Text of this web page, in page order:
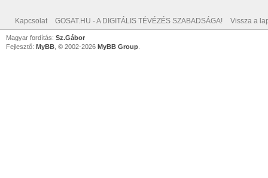
Kapcsolat GOSAT.HU - A DIGITÁLIS TÉVÉZÉS SZABADSÁGA! Vissza a
Magyar fordítás: Sz.Gábor
Fejlesztő: MyBB , © 2002-2026 MyBB Group